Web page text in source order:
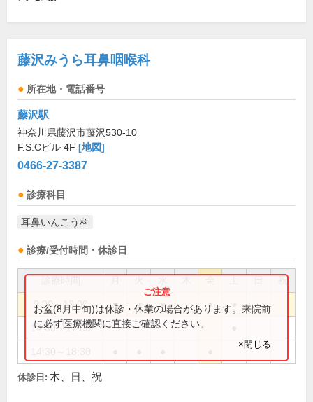
藤沢みうら耳鼻咽喉科
所在地・電話番号
藤沢駅
神奈川県藤沢市藤沢530-10
F.S.Cビル 4F [地図]
0466-27-3387
診療科目
耳鼻いんこう科
診療/受付時間・休診日
祝
9:00～12:00 ● ● ● ●
14:30～17:00
お盆(8月中旬)は休診・休業の場合があります。来院前
に必ず医療機関に直接ご確認ください。
×閉じる
休診日: 木、日、祝